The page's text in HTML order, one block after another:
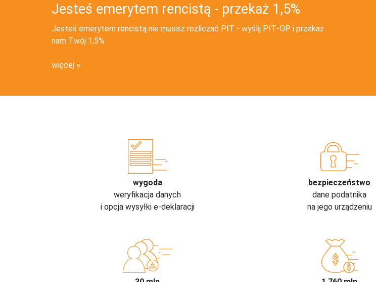
Jesteś emerytem rencistą - przekaż 1,5%
Jesteś emerytem rencistą nie musisz rozliczać PIT - wyślij PIT‑OP i przekaż
nam Twój 1,5%
więcej
wygoda
weryfikacja danych
i opcja wysyłki e-deklaracji
bezpieczeństwo
dane podatnika
na jego urządzeniu